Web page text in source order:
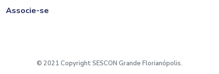
Associe-se
© 2021 Copyright SESCON Grande Florianópolis.